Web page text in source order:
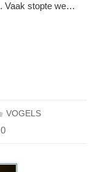
Vaak stopte we…
VOGELS
0